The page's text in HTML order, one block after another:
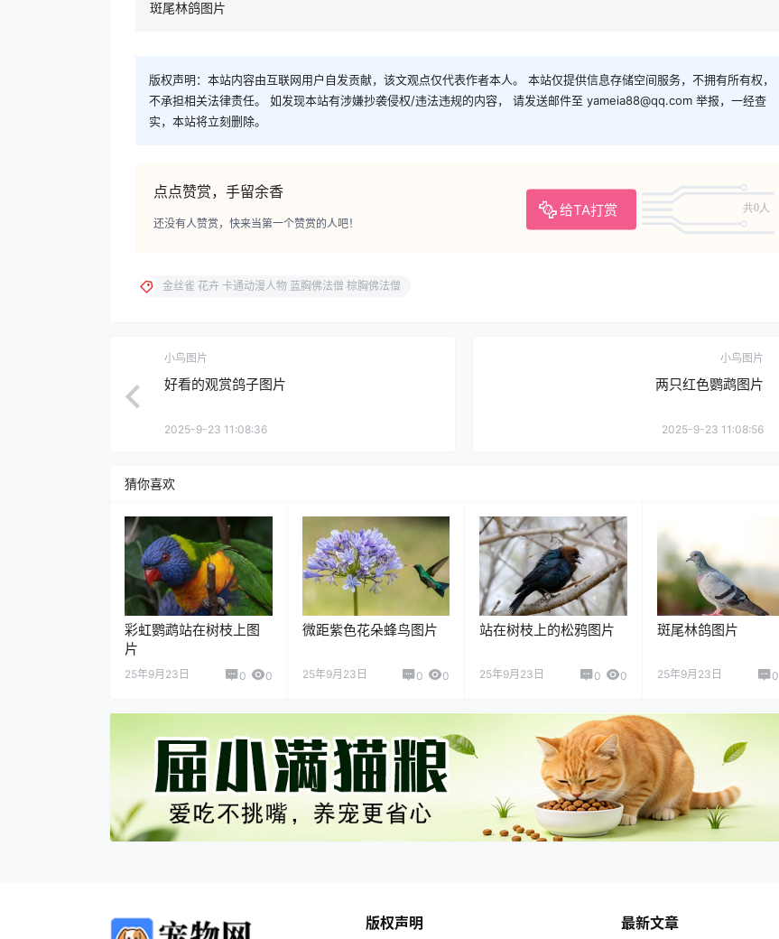
斑尾林鸽图片
版权声明：本站内容由互联网用户自发贡献，该文观点仅代表作者本人。 本站仅提供信息存储空间服务，不拥有所有权，
不承担相关法律责任。 如发现本站有涉嫌抄袭侵权/违法违规的内容， 请发送邮件至 yameia88@qq.com 举报，一经查
实，本站将立刻删除。
点点赞赏，手留余香
给TA打赏 共0人
还没有人赞赏，快来当第一个赞赏的人吧！
金丝雀 花卉 卡通动漫人物 蓝胸佛法僧 棕胸佛法僧
小鸟图片
好看的观赏鸽子图片
2025-9-23 11:08:36
小鸟图片
两只红色鹦鹉图片
2025-9-23 11:08:56
猜你喜欢
彩虹鹦鹉站在树枝上图
片
25年9月23日 0 0
微距紫色花朵蜂鸟图片
25年9月23日 0 0
站在树枝上的松鸦图片
25年9月23日 0 0
斑尾林鸽图片
25年9月23日 0
版权声明 最新文章